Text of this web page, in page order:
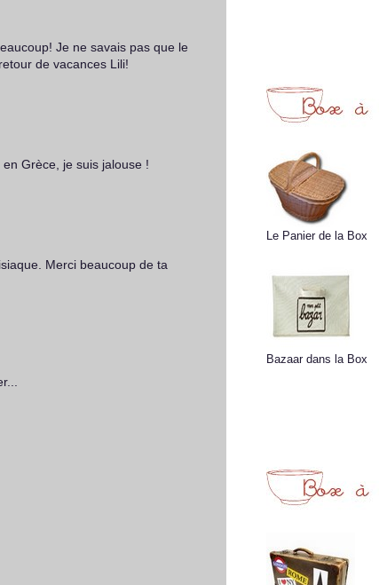
Je ne savais pas que le
de vacances Lili!
Grèce, je suis jalouse !
Merci beaucoup de ta
Le Panier de la Box
Bazaar dans la Box